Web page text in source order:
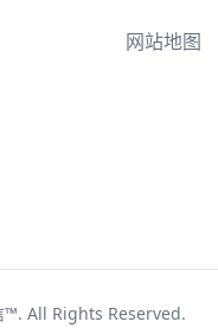
网站地图
™. All Rights Reserved.